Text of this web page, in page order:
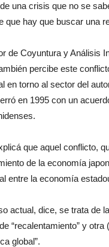
una crisis que no se
que hay que buscar una
de Coyuntura y Análisis
percibe este
en torno al sector del
en 1995 con un
que aquel conflicto,
de la economía
entre la economía
actual, dice, se trata de
“recalentamiento” y
global”.